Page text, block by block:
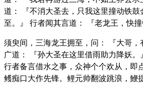
道： 『不消大圣去，只我这里撞动铁鼓
至。』 行者闻其言道： 『老龙王，快撞
须臾间，三海龙王拥至，问： 『大哥，
广道： 『孙大圣在这里借雨助力降妖。
行者备言借水之事，众神个个欢从，即
鳠痴口大作先锋。鲤元帅翻波跳浪，鯾